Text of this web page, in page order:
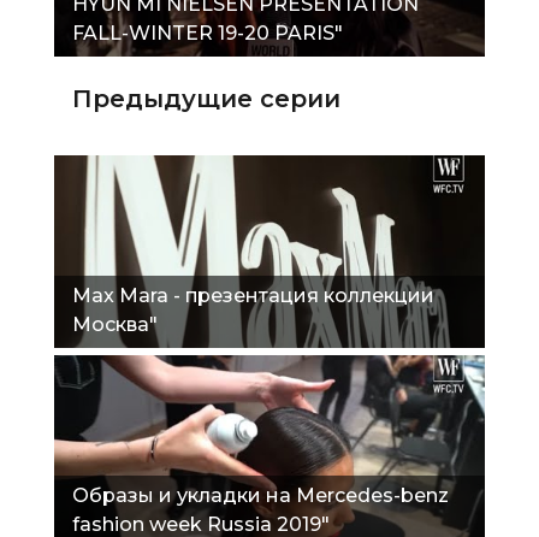
FALL-WINTER 19-20 PARIS"
Предыдущие серии
Max Mara - презентация коллекции
Москва"
Образы и укладки на Mercedes-benz
fashion week Russia 2019"